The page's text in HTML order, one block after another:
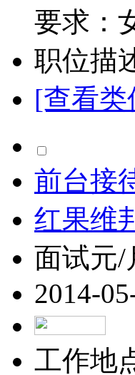
要求：
职位描
[查看类
前台接
红果维
面试元/
2014-
工作地